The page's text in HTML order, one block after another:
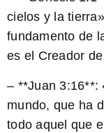
cielos y la
fundamento de
es el Creador
– **Juan 3:16**:
mundo, que ha
todo aquel que